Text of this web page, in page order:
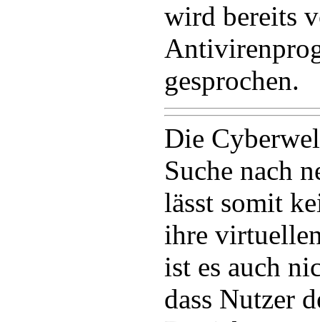
wird bereits
gesprochen.
Die
Suche nach
lässt somit
ihre
ist es auch
dass Nutzer